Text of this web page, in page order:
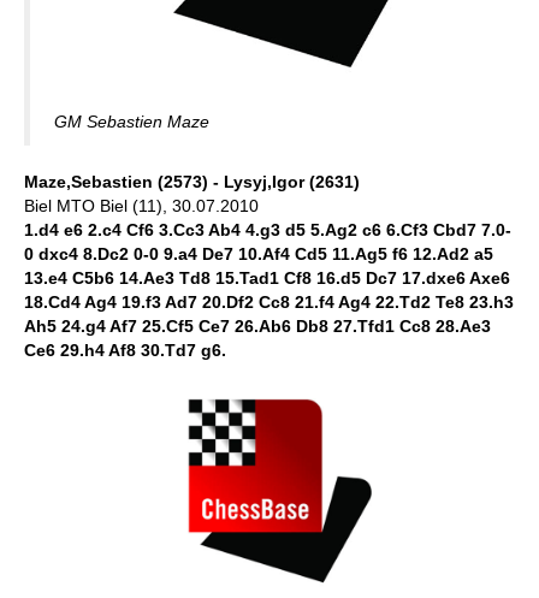
GM Sebastien Maze
Maze,Sebastien (2573) - Lysyj,Igor (2631)
Biel MTO Biel (11), 30.07.2010
1.d4 e6 2.c4 Cf6 3.Cc3 Ab4 4.g3 d5 5.Ag2 c6 6.Cf3 Cbd7 7.0-
0 dxc4 8.Dc2 0-0 9.a4 De7 10.Af4 Cd5 11.Ag5 f6 12.Ad2 a5
13.e4 C5b6 14.Ae3 Td8 15.Tad1 Cf8 16.d5 Dc7 17.dxe6 Axe6
18.Cd4 Ag4 19.f3 Ad7 20.Df2 Cc8 21.f4 Ag4 22.Td2 Te8 23.h3
Ah5 24.g4 Af7 25.Cf5 Ce7 26.Ab6 Db8 27.Tfd1 Cc8 28.Ae3
Ce6 29.h4 Af8 30.Td7 g6.